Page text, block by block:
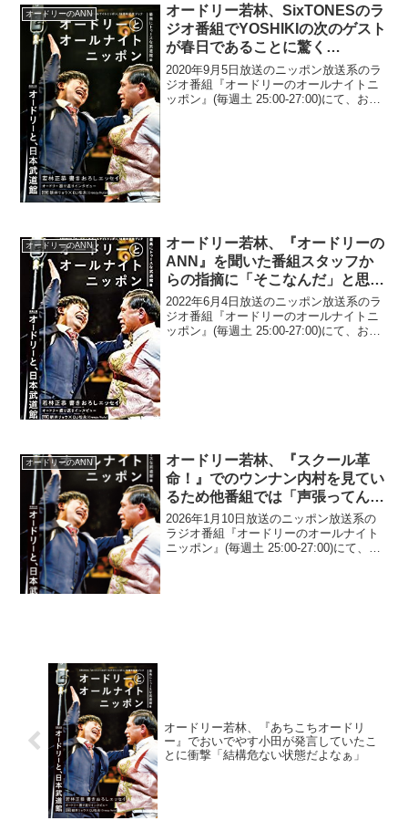
オードリーのANN
オードリー若林、SixTONESのラ
ジオ番組でYOSHIKIの次のゲスト
が春日であることに驚く
「YOSHIKIさんがゲストで、その
次が春日なの？」
2020年9月5日放送のニッポン放送系のラ
ジオ番組『オードリーのオールナイトニ
ッポン』(毎週土 25:00-27:00)にて、お笑
オードリーのANN
オードリー若林、『オードリーの
ANN』を聞いた番組スタッフか
らの指摘に「そこなんだ」と思っ
たと告白
2022年6月4日放送のニッポン放送系のラ
ジオ番組『オードリーのオールナイトニ
ッポン』(毎週土 25:00-27:00)にて、お笑
オードリーのANN
オードリー若林、『スクール革
命！』でのウンナン内村を見てい
るため他番組では「声張ってん
な、ウッチャン」と思うと告白
2026年1月10日放送のニッポン放送系の
ラジオ番組『オードリーのオールナイト
ニッポン』(毎週土 25:00-27:00)にて、お
オードリー若林、『あちこちオードリ
ー』でおいでやす小田が発言していたこ
とに衝撃「結構危ない状態だよなぁ」